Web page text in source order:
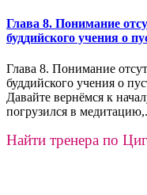
Глава 8. Понимание
буддийского учения о
Глава 8. Понимание
буддийского учения о
Давайте вернёмся к
погрузился в
Найти тренера по